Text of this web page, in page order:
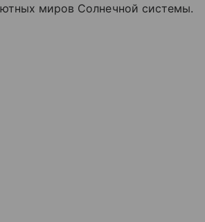
миров Солнечной системы.